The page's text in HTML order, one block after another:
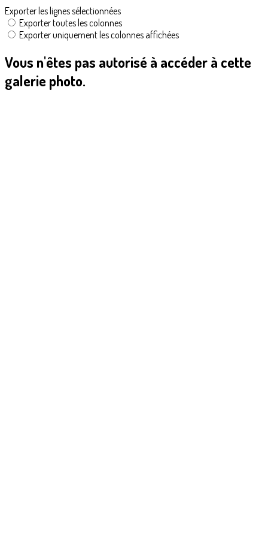
Exporter les lignes sélectionnées
Exporter toutes les colonnes
Exporter uniquement les colonnes affichées
Vous n'êtes pas autorisé à accéder à cette
galerie photo.